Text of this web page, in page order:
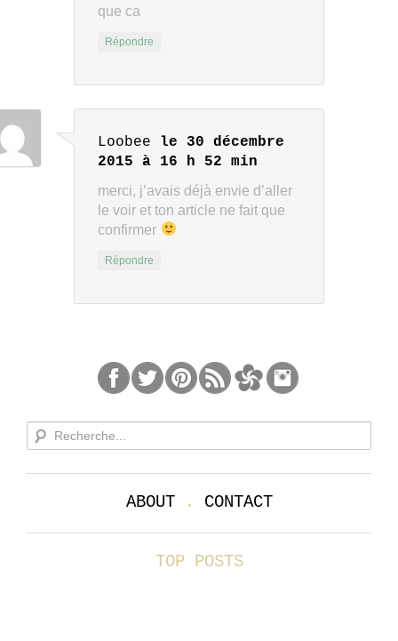
que ca
Répondre
Loobee le 30 décembre
2015 à 16 h 52 min
merci, j’avais déjà envie d’aller
le voir et ton article ne fait que
confirmer
Répondre
ABOUT. CONTACT
TOP POSTS